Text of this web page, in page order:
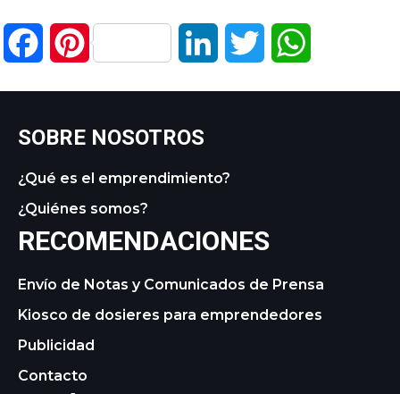
FacebookPinterest LinkedIn Twitter
SOBRE NOSOTROS
¿Qué es el emprendimiento?
¿Quiénes somos?
RECOMENDACIONES
Envío de Notas y Comunicados de Prensa
Kiosco de dosieres para emprendedores
Publicidad
Contacto